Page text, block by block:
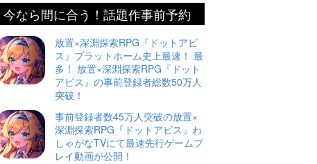
今なら間に合う！話題作事前予約
放置×深淵探索RPG『ドットアビ
ス』プラットホーム史上最速！ 最
多！ 放置×深淵探索RPG『ドット
アビス』の事前登録者総数50万人
突破！
事前登録者数45万人突破の放置×
深淵探索RPG『ドットアビス』わ
しゃがなTVにて最速先行ゲームプ
レイ動画が公開！